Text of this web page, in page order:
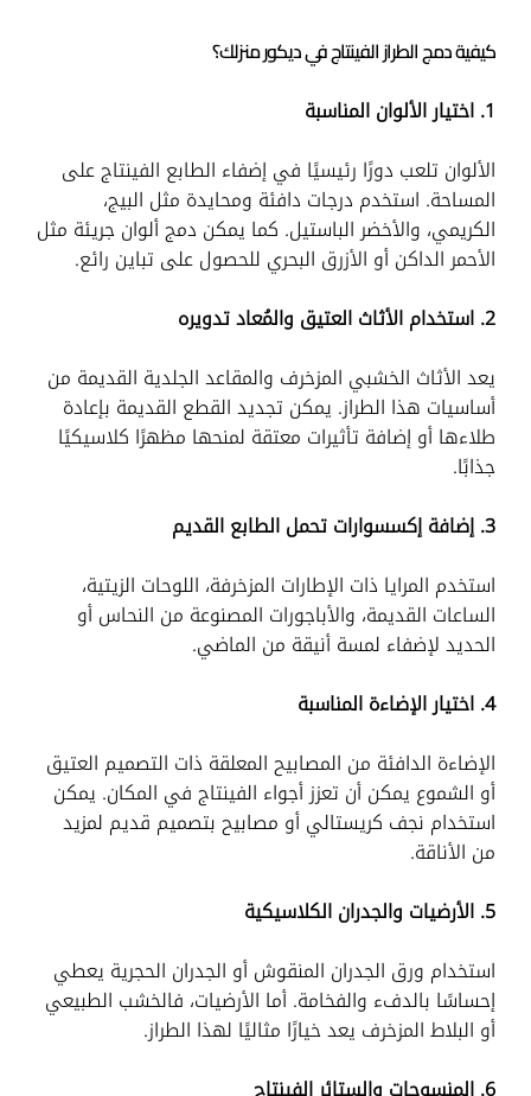
كيفية دمج الطراز الفينتاج في ديكور منزلك؟
1. اختيار الألوان المناسبة
الألوان تلعب دورًا رئيسيًا في إضفاء الطابع الفينتاج على
المساحة. استخدم درجات دافئة ومحايدة مثل البيج،
الكريمي، والأخضر الباستيل. كما يمكن دمج ألوان جريئة مثل
الأحمر الداكن أو الأزرق البحري للحصول على تباين رائع.
2. استخدام الأثاث العتيق والمُعاد تدويره
يعد الأثاث الخشبي المزخرف والمقاعد الجلدية القديمة من
أساسيات هذا الطراز. يمكن تجديد القطع القديمة بإعادة
طلاءها أو إضافة تأثيرات معتقة لمنحها مظهرًا كلاسيكيًا
جذابًا.
3. إضافة إكسسوارات تحمل الطابع القديم
استخدم المرايا ذات الإطارات المزخرفة، اللوحات الزيتية،
الساعات القديمة، والأباجورات المصنوعة من النحاس أو
الحديد لإضفاء لمسة أنيقة من الماضي.
4. اختيار الإضاءة المناسبة
الإضاءة الدافئة من المصابيح المعلقة ذات التصميم العتيق
أو الشموع يمكن أن تعزز أجواء الفينتاج في المكان. يمكن
استخدام نجف كريستالي أو مصابيح بتصميم قديم لمزيد
من الأناقة.
5. الأرضيات والجدران الكلاسيكية
استخدام ورق الجدران المنقوش أو الجدران الحجرية يعطي
إحساسًا بالدفء والفخامة. أما الأرضيات، فالخشب الطبيعي
أو البلاط المزخرف يعد خيارًا مثاليًا لهذا الطراز.